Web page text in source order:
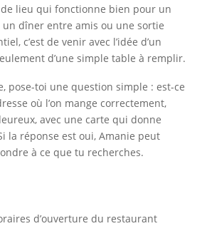
de lieu qui fonctionne bien pour un
dîner entre amis ou une sortie
c’est de venir avec l’idée d’un
d’une simple table à remplir.
pose-toi une question simple : est-ce
où l’on mange correctement,
avec une carte qui donne
la réponse est oui, Amanie peut
à ce que tu recherches.
d’ouverture du restaurant